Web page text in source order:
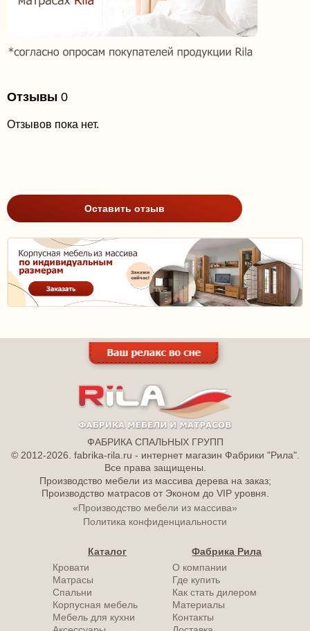
Отзывы 0
Отзывов пока нет.
Оставить отзыв
ФАБРИКА СПАЛЬНЫХ ГРУПП
© 2012-2026. fabrika-rila.ru - интернет магазин Фабрики "Рила".
Все права защищены.
Производство мебели из массива дерева на заказ;
Производство матрасов от Эконом до VIP уровня.
«Производство мебели из массива»
Политика конфиденциальности
Каталог
Кровати
Матрасы
Спальни
Корпусная мебель
Мебель для кухни
Фабрика Рила
О компании
Где купить
Как стать дилером
Материалы
Контакты